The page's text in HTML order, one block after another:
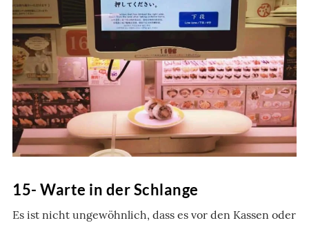
15- Warte in der Schlange
Es ist nicht ungewöhnlich, dass es vor den Kassen oder